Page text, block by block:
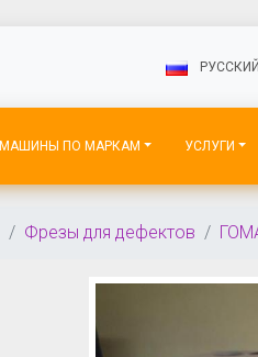
PУССКИЙ
МАШИНЫ ПО МАРКАМ УСЛУГИ
Фрезы для дефектов